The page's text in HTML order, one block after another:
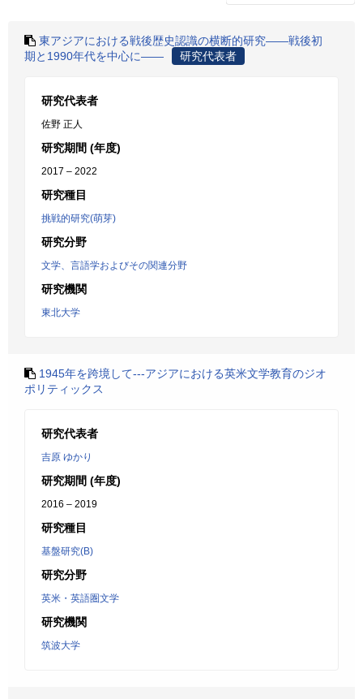
東アジアにおける戦後歴史認識の横断的研究――戦後初
期と1990年代を中心に――
研究代表者
研究代表者
佐野 正人
研究期間 (年度)
2017 – 2022
研究種目
挑戦的研究(萌芽)
研究分野
文学、言語学およびその関連分野
研究機関
東北大学
1945年を跨境して---アジアにおける英米文学教育のジオ
ポリティックス
研究代表者
吉原 ゆかり
研究期間 (年度)
2016 – 2019
研究種目
基盤研究(B)
研究分野
英米・英語圏文学
研究機関
筑波大学